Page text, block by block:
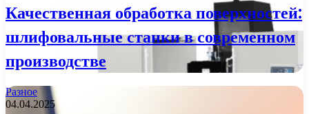
Качественная обработка поверхностей:
шлифовальные станки в современном
производстве
Разное
04.04.2025